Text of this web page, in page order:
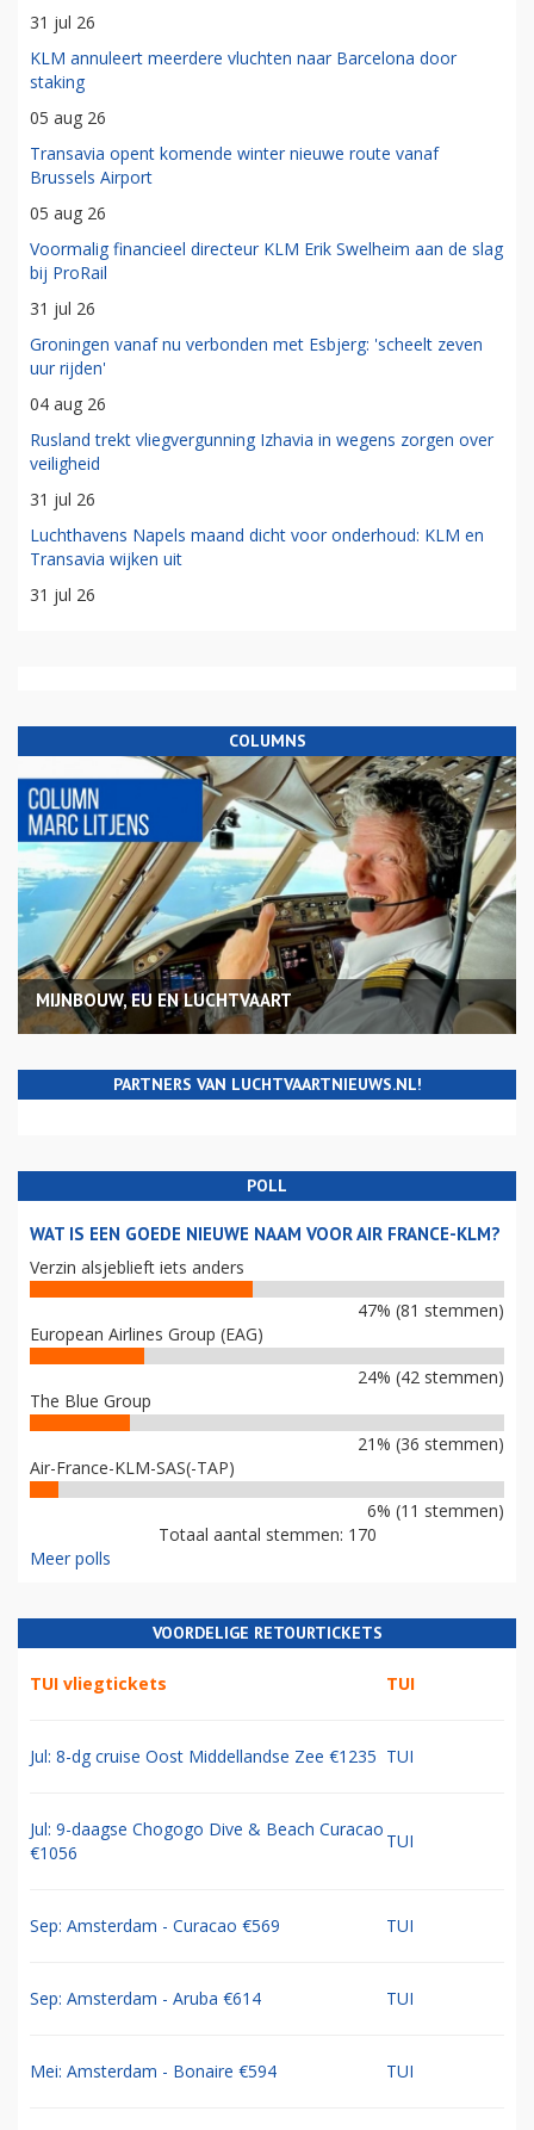
31 jul 26
KLM annuleert meerdere vluchten naar Barcelona door
staking
05 aug 26
Transavia opent komende winter nieuwe route vanaf
Brussels Airport
05 aug 26
Voormalig financieel directeur KLM Erik Swelheim aan de slag
bij ProRail
31 jul 26
Groningen vanaf nu verbonden met Esbjerg: 'scheelt zeven
uur rijden'
04 aug 26
Rusland trekt vliegvergunning Izhavia in wegens zorgen over
veiligheid
31 jul 26
Luchthavens Napels maand dicht voor onderhoud: KLM en
Transavia wijken uit
31 jul 26
COLUMNS
MIJNBOUW, EU EN LUCHTVAART
PARTNERS VAN LUCHTVAARTNIEUWS.NL!
POLL
WAT IS EEN GOEDE NIEUWE NAAM VOOR AIR FRANCE-KLM?
Verzin alsjeblieft iets anders
47% (81 stemmen)
European Airlines Group (EAG)
24% (42 stemmen)
The Blue Group
21% (36 stemmen)
Air-France-KLM-SAS(-TAP)
6% (11 stemmen)
Totaal aantal stemmen: 170
Meer polls
VOORDELIGE RETOURTICKETS
TUI vliegtickets TUI
Jul: 8-dg cruise Oost Middellandse Zee €1235 TUI
Jul: 9-daagse Chogogo Dive & Beach Curacao
€1056
TUI
Sep: Amsterdam - Curacao €569 TUI
Sep: Amsterdam - Aruba €614 TUI
Mei: Amsterdam - Bonaire €594 TUI